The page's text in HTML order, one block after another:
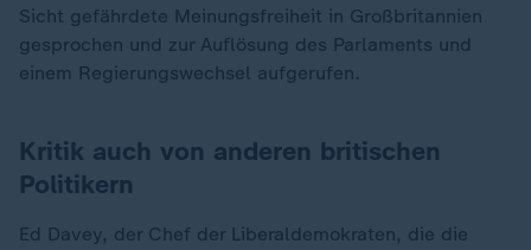
Sicht gefährdete Meinungsfreiheit in Großbritannien
gesprochen und zur Auflösung des Parlaments und
einem Regierungswechsel aufgerufen.
Kritik auch von anderen britischen
Politikern
Ed Davey, der Chef der Liberaldemokraten, die die